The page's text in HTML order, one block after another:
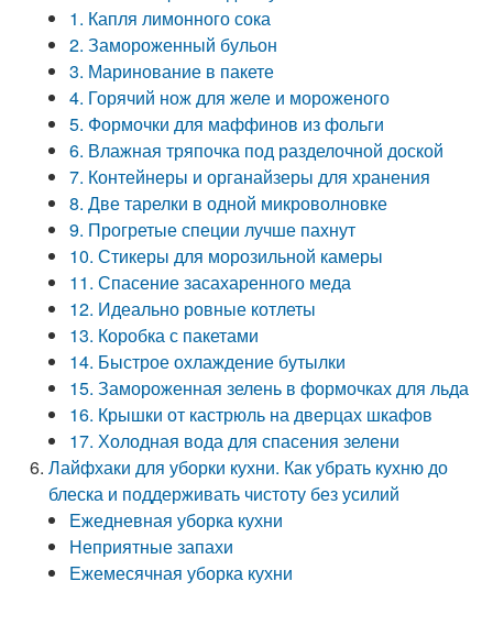
1. Капля лимонного сока
2. Замороженный бульон
3. Маринование в пакете
4. Горячий нож для желе и мороженого
5. Формочки для маффинов из фольги
6. Влажная тряпочка под разделочной доской
7. Контейнеры и органайзеры для хранения
8. Две тарелки в одной микроволновке
9. Прогретые специи лучше пахнут
10. Стикеры для морозильной камеры
11. Спасение засахаренного меда
12. Идеально ровные котлеты
13. Коробка с пакетами
14. Быстрое охлаждение бутылки
15. Замороженная зелень в формочках для льда
16. Крышки от кастрюль на дверцах шкафов
17. Холодная вода для спасения зелени
Лайфхаки для уборки кухни. Как убрать кухню до
блеска и поддерживать чистоту без усилий
Ежедневная уборка кухни
Неприятные запахи
Ежемесячная уборка кухни